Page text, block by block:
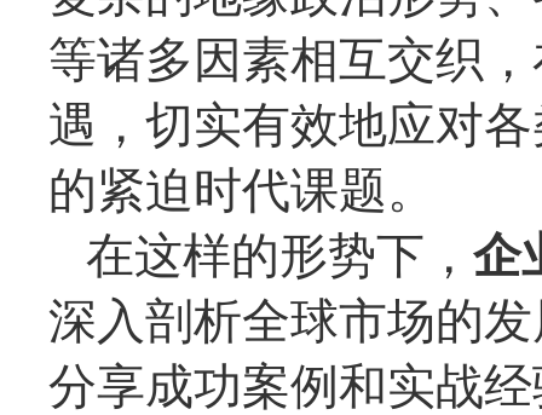
等诸多因素相互交织
遇，切实有效地应对
的紧迫时代课题。
在这样的形势下， 企
深入剖析全球市场的
分享成功案例和实战